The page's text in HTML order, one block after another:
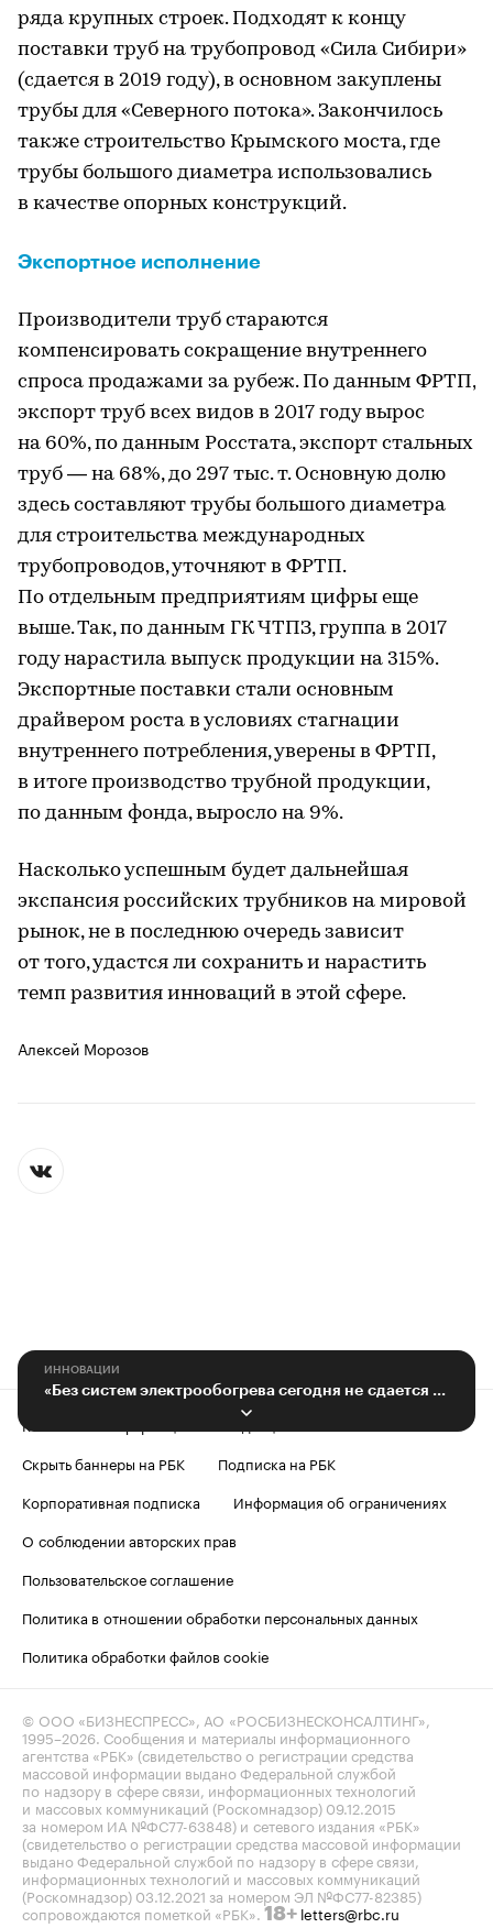
ряда крупных строек. Подходят к концу
поставки труб на трубопровод «Сила Сибири»
(сдается в 2019 году), в основном закуплены
трубы для «Северного потока». Закончилось
также строительство Крымского моста, где
трубы большого диаметра использовались
в качестве опорных конструкций.
Экспортное исполнение
Производители труб стараются
компенсировать сокращение внутреннего
спроса продажами за рубеж. По данным ФРТП,
экспорт труб всех видов в 2017 году вырос
на 60%, по данным Росстата, экспорт стальных
труб — на 68%, до 297 тыс. т. Основную долю
здесь составляют трубы большого диаметра
для строительства международных
трубопроводов, уточняют в ФРТП.
По отдельным предприятиям цифры еще
выше. Так, по данным ГК ЧТПЗ, группа в 2017
году нарастила выпуск продукции на 315%.
Экспортные поставки стали основным
драйвером роста в условиях стагнации
внутреннего потребления, уверены в ФРТП,
в итоге производство трубной продукции,
по данным фонда, выросло на 9%.
Насколько успешным будет дальнейшая
экспансия российских трубников на мировой
рынок, не в последнюю очередь зависит
от того, удастся ли сохранить и нарастить
темп развития инноваций в этой сфере.
Алексей Морозов
ИННОВАЦИИ
«Без систем электрообогрева сегодня не сдается ни один нефтепровод»
Контактная информация
Скрыть баннеры на РБК
Подписка на РБК
Корпоративная подписка
Информация об ограничениях
О соблюдении авторских прав
Пользовательское соглашение
Политика в отношении обработки персональных данных
Политика обработки файлов cookie
© ООО «БИЗНЕСПРЕСС», АО «РОСБИЗНЕСКОНСАЛТИНГ»,
1995–2026. Сообщения и материалы информационного
агентства «РБК» (свидетельство о регистрации средства
массовой информации выдано Федеральной службой
по надзору в сфере связи, информационных технологий
и массовых коммуникаций (Роскомнадзор) 09.12.2015
за номером ИА №ФС77-63848) и сетевого издания «РБК»
(свидетельство о регистрации средства массовой информации
выдано Федеральной службой по надзору в сфере связи,
информационных технологий и массовых коммуникаций
(Роскомнадзор) 03.12.2021 за номером ЭЛ №ФС77-82385)
сопровождаются пометкой «РБК». 18+ letters@rbc.ru